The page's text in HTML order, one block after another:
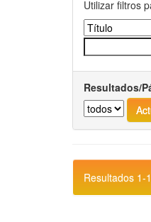
Utilizar filtros
Resultados/
Resultados 1-